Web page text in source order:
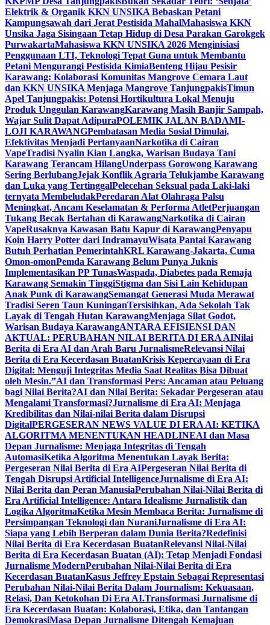
Elektrik & Organik KKN UNSIKA Bebaskan Petani
Kampungsawah dari Jerat Pestisida MahalMahasiswa KKN
Unsika Jaga Sisingaan Tetap Hidup di Desa Parakan Garokgek
PurwakartaMahasiswa KKN UNSIKA 2026 Menginisiasi
Penggunaan LTI, Teknologi Tepat Guna untuk Membantu
Petani Mengurangi Pestisida KimiaBenteng Hijau Pesisir
Karawang: Kolaborasi Komunitas Mangrove Cemara Laut
dan KKN UNSIKA Menjaga Mangrove TanjungpakisTimun
Apel Tanjungpakis: Potensi Hortikultura Lokal Menuju
Produk Unggulan KarawangKarawang Masih Banjir Sampah,
Wajar Sulit Dapat AdipuraPOLEMIK JALAN BADAMI-
LOJI KARAWANGPembatasan Media Sosial Dimulai,
Efektivitas Menjadi PertanyaanNarkotika di Cairan
VapeTradisi Nyalin Kian Langka, Warisan Budaya Tani
Karawang Terancam HilangUnderpass Gorowong Karawang
Sering BerlubangJejak Konflik Agraria Telukjambe Karawang
dan Luka yang TertinggalPelecehan Seksual pada Laki-laki
ternyata MembeludakPeredaran Alat Olahraga Palsu
Meningkat, Ancam Keselamatan & Performa AtletPerjuangan
Tukang Becak Bertahan di KarawangNarkotika di Cairan
VapeRusaknya Kawasan Batu Kapur di KarawangPenyapu
Koin Harry Potter dari IndramayuWisata Pantai Karawang
Butuh Perhatian PemerintahKRL Karawang-Jakarta, Cuma
Omon-omonPemda Karawang Belum Punya Juknis
Implementasikan PP TunasWaspada, Diabetes pada Remaja
Karawang Semakin TinggiStigma dan Sisi Lain Kehidupan
Anak Punk di KarawangSemangat Generasi Muda Merawat
Tradisi Seren Taun KuninganTersisihkan, Ada Sekolah Tak
Layak di Tengah Hutan KarawangMenjaga Silat Godot,
Warisan Budaya KarawangANTARA EFISIENSI DAN
AKTUAL: PERUBAHAN NILAI BERITA DI ERA AINilai
Berita di Era AI dan Arah Baru JurnalismeRelevansi Nilai
Berita di Era Kecerdasan BuatanKrisis Kepercayaan di Era
Digital: Menguji Integritas Media Saat Realitas Bisa Dibuat
oleh Mesin.”AI dan Transformasi Pers: Ancaman atau Peluang
bagi Nilai Berita?AI dan Nilai Berita: Sekadar Pergeseran atau
Mengalami Transformasi?Jurnalisme di Era AI: Menjaga
Kredibilitas dan Nilai-nilai Berita dalam Disrupsi
DigitalPERGESERAN NEWS VALUE DI ERA AI: KETIKA
ALGORITMA MENENTUKAN HEADLINEAI dan Masa
Depan Jurnalisme: Menjaga Integritas di Tengah
AutomasiKetika Algoritma Menentukan Layak Berita:
Pergeseran Nilai Berita di Era AIPergeseran Nilai Berita di
Tengah Disrupsi Artificial IntelligenceJurnalisme di Era AI:
Nilai Berita dan Peran ManusiaPerubahan Nilai-Nilai Berita di
Era Artificial Intelligence: Antara Idealisme Jurnalistik dan
Logika AlgoritmaKetika Mesin Membaca Berita: Jurnalisme di
Persimpangan Teknologi dan NuraniJurnalisme di Era AI:
Siapa yang Lebih Berperan dalam Dunia Berita?Redefinisi
Nilai Berita di Era Kecerdasan BuatanRelevansi Nilai-Nilai
Berita di Era Kecerdasan Buatan (AI): Tetap Menjadi Fondasi
Jurnalisme ModernPerubahan Nilai-Nilai Berita di Era
Kecerdasan BuatanKasus Jeffrey Epstain Sebagai Representasi
Perubahan Nilai-Nilai Berita Dalam Journalism: Kekuasaan,
Relasi, Dan Ketokohan Di Era AI.Transformasi Jurnalisme di
Era Kecerdasan Buatan: Kolaborasi, Etika, dan Tantangan
DemokrasiMasa Depan Jurnalisme Ditengah Kemajuan